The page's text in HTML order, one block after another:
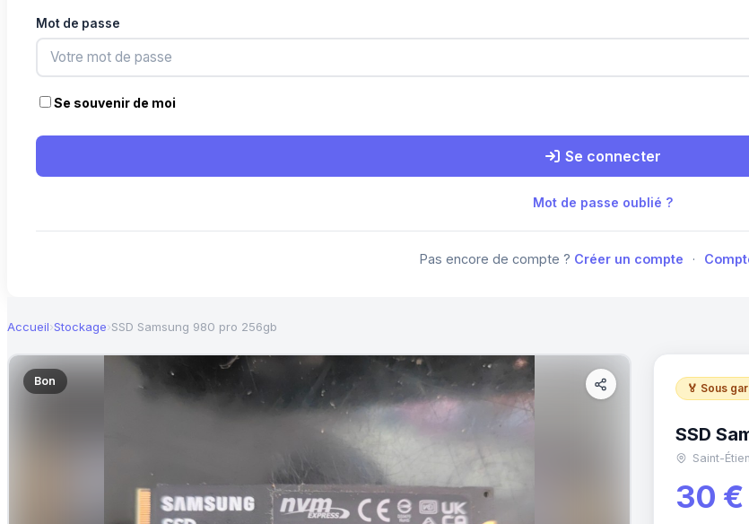
Mot de passe
Se souvenir de moi
Se connecter
Mot de passe oublié ?
Pas encore de compte ? Créer un compte ·
Accueil›Stockage›SSD Samsung 980 pro 256gb
Bon
🏅 Sous
SSD
Saint-
30 €